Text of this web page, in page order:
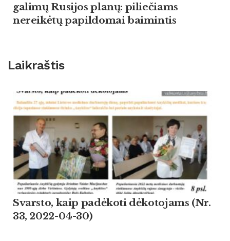
galimų Rusijos planų: piliečiams
nereikėtų papildomai baimintis
Laikraštis
Svarsto, kaip padėkoti dėkotojams (Nr.
33, 2022-04-30)